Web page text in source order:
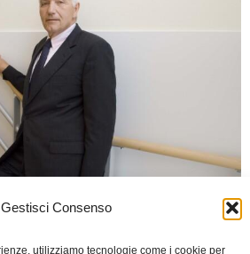
Gestisci Consenso
utilizziamo tecnologie come i cookie per
0
Planck. Il dialogo ripercorre i principali